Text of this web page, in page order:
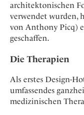
architektonischen
verwendet wurden,
von Anthony Picq)
geschaffen.
Die Therapien
Als erstes Design-
umfassendes
medizinischen